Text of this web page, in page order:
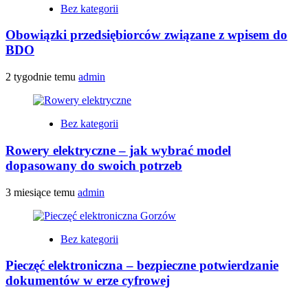
Bez kategorii
Obowiązki przedsiębiorców związane z wpisem do
BDO
2 tygodnie temu admin
Bez kategorii
Rowery elektryczne – jak wybrać model
dopasowany do swoich potrzeb
3 miesiące temu admin
Bez kategorii
Pieczęć elektroniczna – bezpieczne potwierdzanie
dokumentów w erze cyfrowej